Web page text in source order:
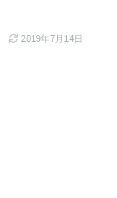
2019年7月14日